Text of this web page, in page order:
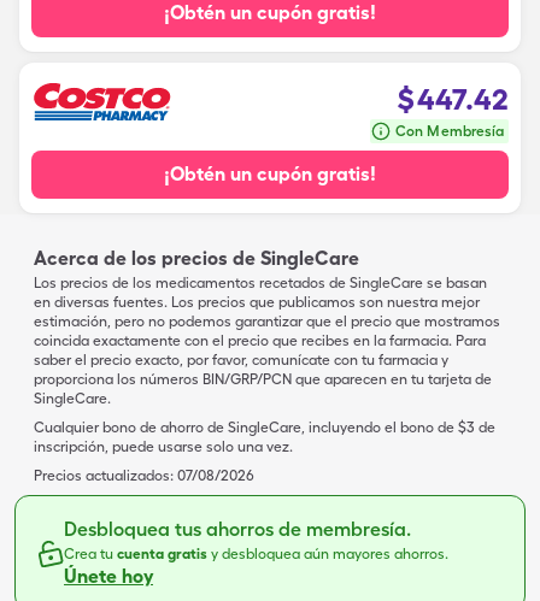
¡Obtén un cupón gratis!
$447.42
Con Membresía
¡Obtén un cupón gratis!
Acerca de los precios de SingleCare
Los precios de los medicamentos recetados de SingleCare se basan
en diversas fuentes. Los precios que publicamos son nuestra mejor
estimación, pero no podemos garantizar que el precio que mostramos
coincida exactamente con el precio que recibes en la farmacia. Para
saber el precio exacto, por favor, comunícate con tu farmacia y
proporciona los números BIN/GRP/PCN que aparecen en tu tarjeta de
SingleCare.
Cualquier bono de ahorro de SingleCare, incluyendo el bono de $3 de
inscripción, puede usarse solo una vez.
Precios actualizados: 07/08/2026
Desbloquea tus ahorros de membresía.
Crea tu cuenta gratis y desbloquea aún mayores ahorros.
Únete hoy